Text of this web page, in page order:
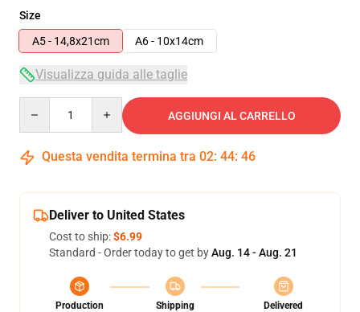
Size
A5 - 14,8x21cm
A6 - 10x14cm
Visualizza guida alle taglie
AGGIUNGI AL CARRELLO
Questa vendita termina tra 02: 44: 45
Deliver to United States
Cost to ship:$6.99
Standard - Order today to get byAug. 14 - Aug. 21
Production
Shipping
Delivered